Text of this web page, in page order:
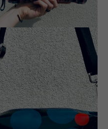
disponibile
€74,00
BERLINESE
DIPINTA A MANO
LAPRIMA
€68,00